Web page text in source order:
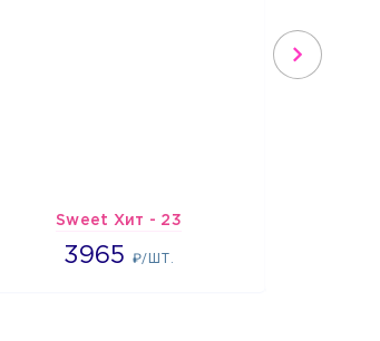
Sweet Хит - 23
3965 ₽/ШТ.
3965